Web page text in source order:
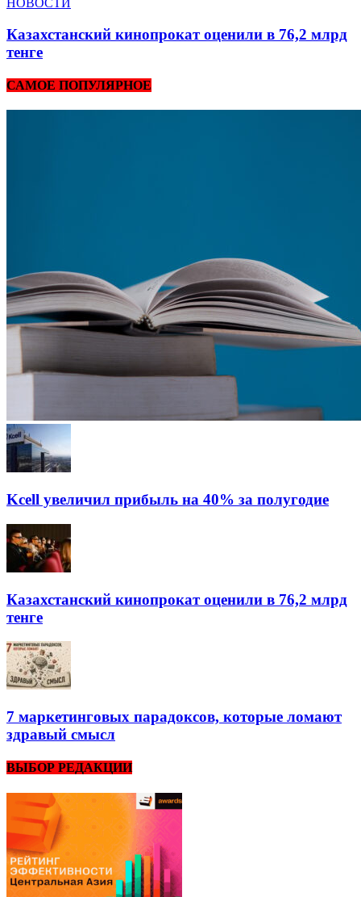
НОВОСТИ
Казахстанский кинопрокат оценили в 76,2 млрд
тенге
САМОЕ ПОПУЛЯРНОЕ
Kcell увеличил прибыль на 40% за полугодие
Казахстанский кинопрокат оценили в 76,2 млрд
тенге
7 маркетинговых парадоксов, которые ломают
здравый смысл
ВЫБОР РЕДАКЦИИ